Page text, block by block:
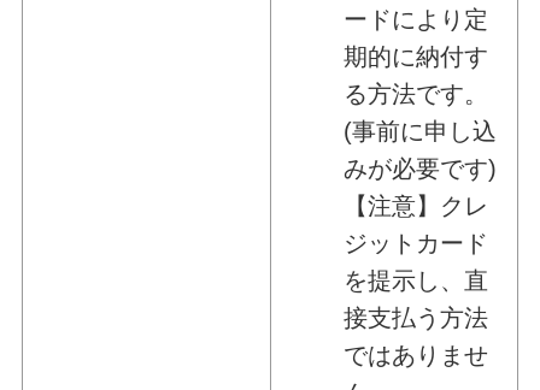
ードにより定
期的に納付す
る方法です。
(事前に申し込
みが必要です)
【注意】クレ
ジットカード
を提示し、直
接支払う方法
ではありませ